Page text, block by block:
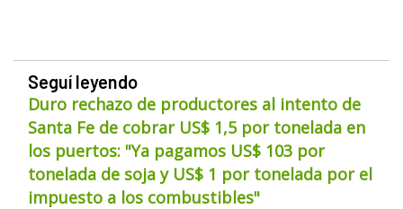
Seguí leyendo
Duro rechazo de productores al intento de
Santa Fe de cobrar US$ 1,5 por tonelada en
los puertos: "Ya pagamos US$ 103 por
tonelada de soja y US$ 1 por tonelada por el
impuesto a los combustibles"